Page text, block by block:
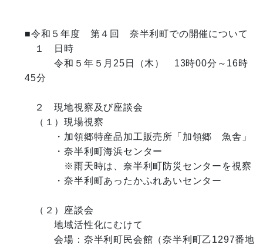
■令和５年度　第４回　奈半利町での開催について
１　日時
令和５年５月25日（木）　13時00分～16時
45分
２　現地視察及び座談会
（１）現場視察
・加領郷特産品加工販売所「加領郷　魚舎」
・奈半利町海浜センター
※雨天時は、奈半利町防災センターを視察
・奈半利町あったかふれあいセンター
（２）座談会
地域活性化にむけて
会場：奈半利町民会館（奈半利町乙1297番地